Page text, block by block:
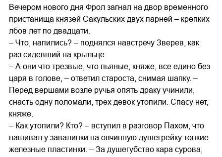
Вечером нового дня Фрол загнал на двор временного
пристанища князей Сакульских двух парней – крепких
лбов лет по двадцати.
– Что, напились? – поднялся навстречу Зверев, как
раз сидевший на крыльце.
– А они что трезвые, что пьяные, княже, все едино без
царя в голове, – ответил староста, снимая шапку. –
Перед вершами возле ручья опять драку учинили,
снасть одну поломали, трех девок утопили. Спасу нет,
княже.
– Как утопили? Кто? – вступил в разговор Пахом, что
нашивал у завалинки на овчинную душегрейку тонкие
железные пластинки. – За душегубство кара сурова,